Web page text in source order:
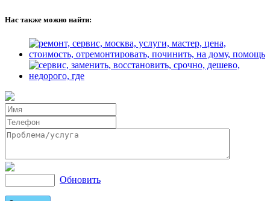
Нас также можно найти:
Обновить